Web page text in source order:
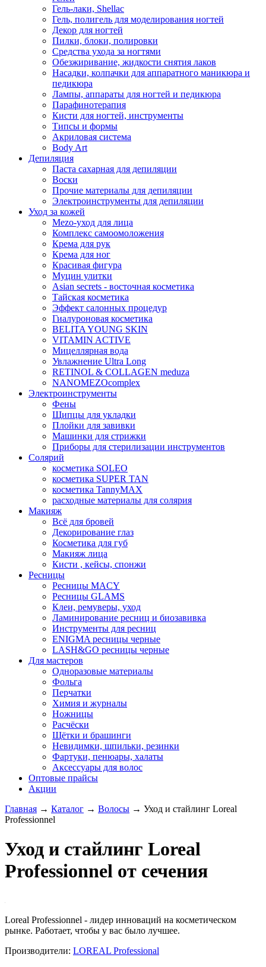
Гель-лаки, Shellac
Гель, полигель для моделирования ногтей
Декор для ногтей
Пилки, блоки, полировки
Средства ухода за ногтями
Обезжиривание, жидкости снятия лаков
Насадки, колпачки для аппаратного маникюра и
педикюра
Лампы, аппараты для ногтей и педикюра
Парафинотерапия
Кисти для ногтей, инструменты
Типсы и формы
Акриловая система
Body Art
Депиляция
Паста сахарная для депиляции
Воски
Прочие материалы для депиляции
Электроинструменты для депиляции
Уход за кожей
Mezo-уход для лица
Комплекс самоомоложения
Крема для рук
Крема для ног
Красивая фигура
Муцин улитки
Asian seсrets - восточная косметика
Тайская косметика
Эффект салонных процедур
Гиалуроновая косметика
BELITA YOUNG SKIN
VITAMIN ACTIVE
Мицеллярная вода
Увлажнение Ultra Long
RETINOL & COLLAGEN meduza
NANOMEZOcomplex
Электроинструменты
Фены
Щипцы для укладки
Плойки для завивки
Машинки для стрижки
Приборы для стерилизации инструментов
Солярий
косметика SOLEO
косметика SUPER TAN
косметика TannyMAX
расходные материалы для солярия
Макияж
Всё для бровей
Декорирование глаз
Косметика для губ
Макияж лица
Кисти , кейсы, спонжи
Ресницы
Ресницы MACY
Ресницы GLAMS
Клеи, ремуверы, уход
Ламинирование ресниц и биозавивка
Инструменты для ресниц
ENIGMA ресницы черные
LASH&GO ресницы черные
Для мастеров
Одноразовые материалы
Фольга
Перчатки
Химия и журналы
Ножницы
Расчёски
Щётки и брашинги
Невидимки, шпильки, резинки
Фартуки, пенюары, халаты
Аксессуары для волос
Оптовые прайсы
Акции
Главная → Каталог → Волосы → Уход и стайлинг Loreal
Professionnel
Уход и стайлинг Loreal
Professionnel от сечения
Loreal Professionnel - лидер инноваций на косметическом
рынке. Работает, чтобы у вас было лучшее.
Производители: LOREAL Professional